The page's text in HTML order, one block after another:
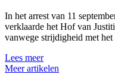
In het arrest van 11
verklaarde het Hof van
vanwege strijdigheid met het
Lees meer
Meer artikelen